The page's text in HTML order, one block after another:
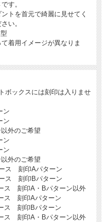
す。
トを首元で綺麗に見せてく
い。
着用イメージが異なりま
ックスには刻印は入りませ
ン
ン
外のご希望
ン
ン
外のご希望
ス 刻印Aパターン
ス 刻印Bパターン
ス 刻印A・Bパターン以外
ス 刻印Aパターン
ス 刻印Bパターン
ス 刻印A・Bパターン以外